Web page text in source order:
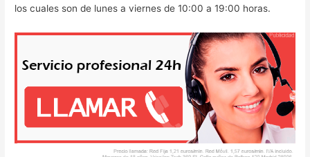
los cuales son de lunes a viernes de 10:00 a 19:00 horas.